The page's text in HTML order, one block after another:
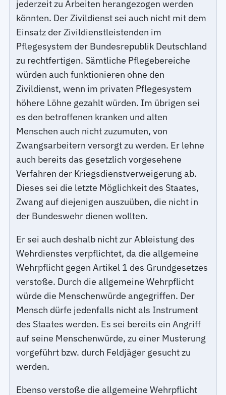
jederzeit zu Arbeiten herangezogen werden
könnten. Der Zivildienst sei auch nicht mit dem
Einsatz der Zivildienstleistenden im
Pflegesystem der Bundesrepublik Deutschland
zu rechtfertigen. Sämtliche Pflegebereiche
würden auch funktionieren ohne den
Zivildienst, wenn im privaten Pflegesystem
höhere Löhne gezahlt würden. Im übrigen sei
es den betroffenen kranken und alten
Menschen auch nicht zuzumuten, von
Zwangsarbeitern versorgt zu werden. Er lehne
auch bereits das gesetzlich vorgesehene
Verfahren der Kriegsdienstverweigerung ab.
Dieses sei die letzte Möglichkeit des Staates,
Zwang auf diejenigen auszuüben, die nicht in
der Bundeswehr dienen wollten.
Er sei auch deshalb nicht zur Ableistung des
Wehrdienstes verpflichtet, da die allgemeine
Wehrpflicht gegen Artikel 1 des Grundgesetzes
verstoße. Durch die allgemeine Wehrpflicht
würde die Menschenwürde angegriffen. Der
Mensch dürfe jedenfalls nicht als Instrument
des Staates werden. Es sei bereits ein Angriff
auf seine Menschenwürde, zu einer Musterung
vorgeführt bzw. durch Feldjäger gesucht zu
werden.
Ebenso verstoße die allgemeine Wehrpflicht